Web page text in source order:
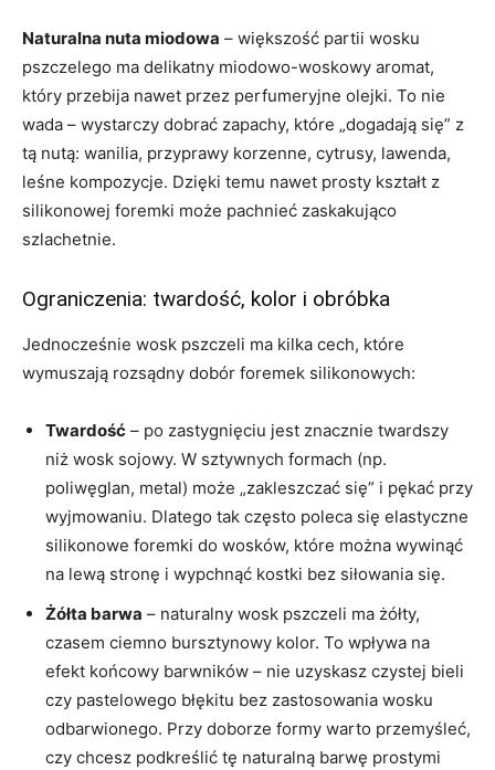
Naturalna nuta miodowa – większość partii wosku
pszczelego ma delikatny miodowo-woskowy aromat,
który przebija nawet przez perfumeryjne olejki. To nie
wada – wystarczy dobrać zapachy, które „dogadają się” z
tą nutą: wanilia, przyprawy korzenne, cytrusy, lawenda,
leśne kompozycje. Dzięki temu nawet prosty kształt z
silikonowej foremki może pachnieć zaskakująco
szlachetnie.
Ograniczenia: twardość, kolor i obróbka
Jednocześnie wosk pszczeli ma kilka cech, które
wymuszają rozsądny dobór foremek silikonowych:
Twardość – po zastygnięciu jest znacznie twardszy
niż wosk sojowy. W sztywnych formach (np.
poliwęglan, metal) może „zakleszczać się” i pękać przy
wyjmowaniu. Dlatego tak często poleca się elastyczne
silikonowe foremki do wosków, które można wywinąć
na lewą stronę i wypchnąć kostki bez siłowania się.
Żółta barwa – naturalny wosk pszczeli ma żółty,
czasem ciemno bursztynowy kolor. To wpływa na
efekt końcowy barwników – nie uzyskasz czystej bieli
czy pastelowego błękitu bez zastosowania wosku
odbarwionego. Przy doborze formy warto przemyśleć,
czy chcesz podkreślić tę naturalną barwę prostymi